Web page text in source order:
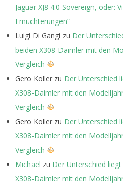
Jaguar XJ8 4.0 Sovereign, oder:
Ernüchterungen“
Luigi Di Gangi zu Der
beiden X308-Daimler mit den
Vergleich
Gero Koller zu Der Unterschied
X308-Daimler mit den
Vergleich
Gero Koller zu Der Unterschied
X308-Daimler mit den
Vergleich
Michael zu Der Unterschied
X308-Daimler mit den